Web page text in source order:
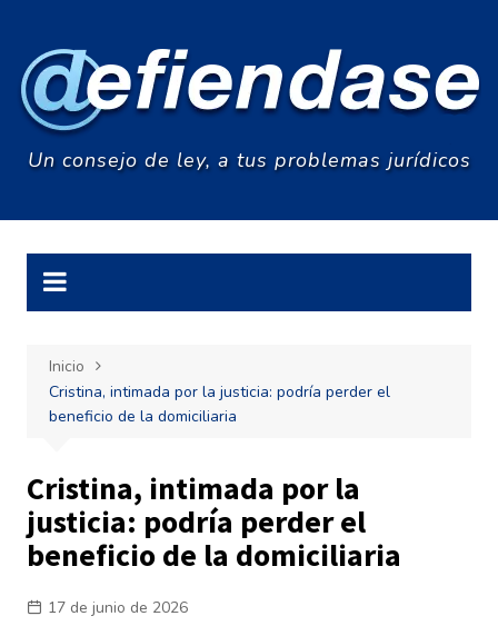
contenido
Un consejo de ley, a tus problemas jurídicos
Inicio
Cristina, intimada por la justicia: podría perder el
beneficio de la domiciliaria
Cristina, intimada por la
justicia: podría perder el
beneficio de la domiciliaria
17 de junio de 2026